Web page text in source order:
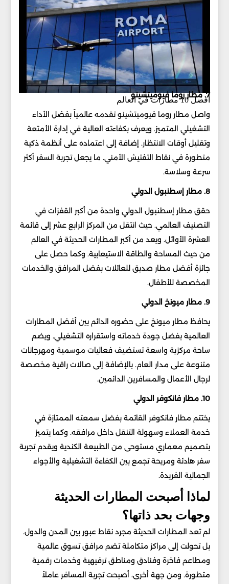
أفضل 10 مطارات في العالم
7. مطار روما فيوميتشينو
واصل مطار روما فيوميتشينو تقدمه عالمياً بفضل الأداء
التشغيلي المتميز. ويعرف بكفاءته العالية في إدارة الأمتعة
وتقليل أوقات الانتظار. إضافة إلى اعتماده على أنظمة ذكية
متطورة في نقاط التفتيش الأمني. ما يجعل تجربة السفر أكثر
سرعة وسلاسة.
8. مطار إسطنبول الدولي
حقق مطار إسطنبول الدولي واحدة من أكبر القفزات في
التصنيف العالمي. حيث انتقل من المركز الرابع عشر إلى قائمة
العشرة الأوائل. ويعد من أكبر المطارات الحديثة في العالم
من حيث المساحة والطاقة الاستيعابية. وكما حصل على
جائزة أفضل مطار صديق للعائلات بفضل المرافق والخدمات
المخصصة للأطفال.
9. مطار ميونخ الدولي
يحافظ مطار ميونخ على حضوره الدائم بين أفضل المطارات
العالمية بفضل جودة خدماته واستقراره التشغيلي. ويضم
ساحة مركزية واسعة تستضيف فعاليات موسمية ومهرجانات
متنوعة على مدار العام. بالإضافة إلى صالات راقية مخصصة
لرجال الأعمال والمسافرين الدائمين.
10. مطار فانكوفر الدولي
يختتم مطار فانكوفر القائمة بفضل سمعته الممتازة في
خدمة العملاء وسهولة التنقل داخل مرافقه. وكما يتميز
بتصميم معماري مستوحى من الطبيعة الكندية ويقدم تجربة
سفر هادئة ومريحة تجمع بين الكفاءة التشغيلية والأجواء
الجمالية الفريدة.
لماذا أصبحت المطارات الحديثة
وجهات بحد ذاتها؟
لم تعد المطارات الحديثة مجرد نقاط عبور بين المدن والدول.
بل تحولت إلى مراكز متكاملة تضم مرافق تسوق عالمية
ومطاعم فاخرة وفنادق ومناطق ترفيهية وخدمات رقمية
متطورة. ومن جهة أخرى، أصبحت تجربة المسافر عاملاً